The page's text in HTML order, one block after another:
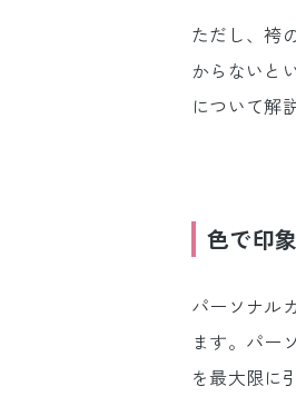
ただし、袴
からないと
について解
色で印
パーソナル
ます。パー
を最大限に